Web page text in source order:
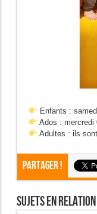
Enfants :
Ados : mercredi
Adultes : ils
Partager !
Sujets En Relation